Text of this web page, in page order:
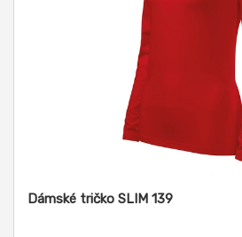
Dámské tričko SLIM 139